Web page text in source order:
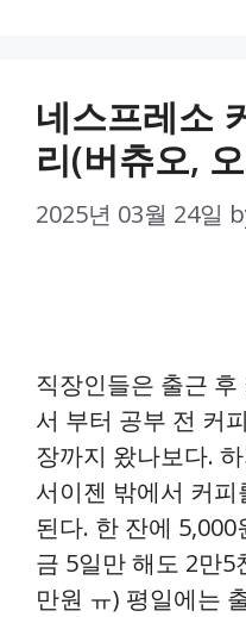
네스프레소
리(버츄오,
2025년 03월 24일
직장인들은 출근
서 부터 공부 전 커
장까지 왔나보다.
서이젠 밖에서 커
된다. 한 잔에
금 5일만 해도 2만
만원 ㅠ) 평일에는